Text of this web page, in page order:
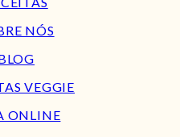
NÓS
VEGGIE
ONLINE